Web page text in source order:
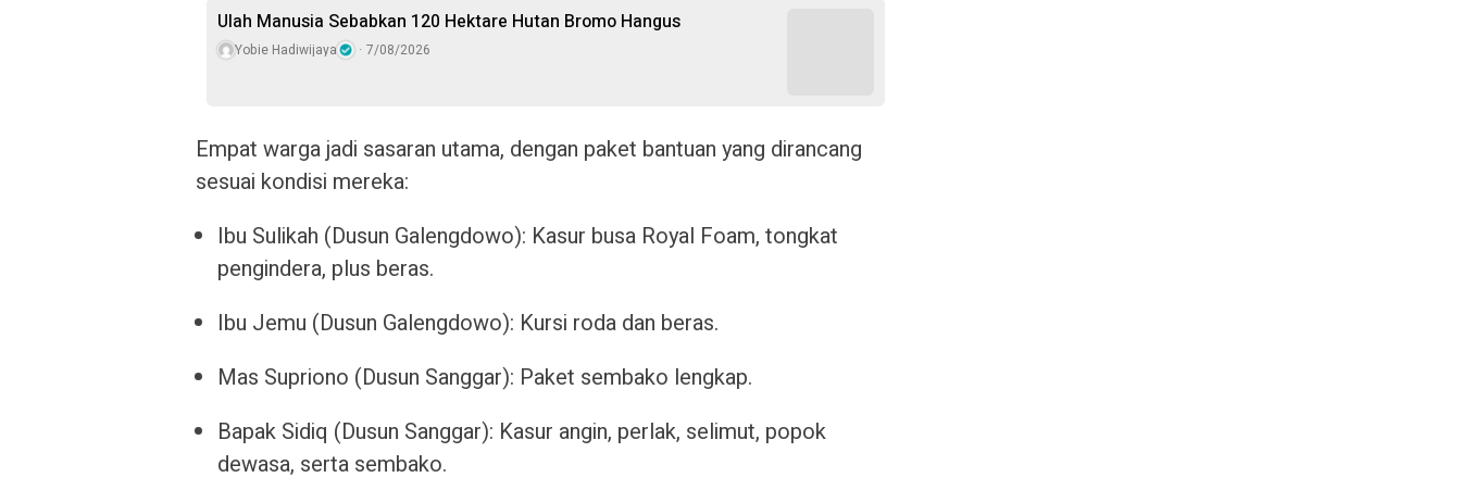
Ulah Manusia Sebabkan 120 Hektare Hutan Bromo Hangus
Yobie Hadiwijaya 7/08/2026
Empat warga jadi sasaran utama, dengan paket bantuan yang dirancang
sesuai kondisi mereka:
Ibu Sulikah (Dusun Galengdowo): Kasur busa Royal Foam, tongkat
pengindera, plus beras.
Ibu Jemu (Dusun Galengdowo): Kursi roda dan beras.
Mas Supriono (Dusun Sanggar): Paket sembako lengkap.
Bapak Sidiq (Dusun Sanggar): Kasur angin, perlak, selimut, popok
dewasa, serta sembako.